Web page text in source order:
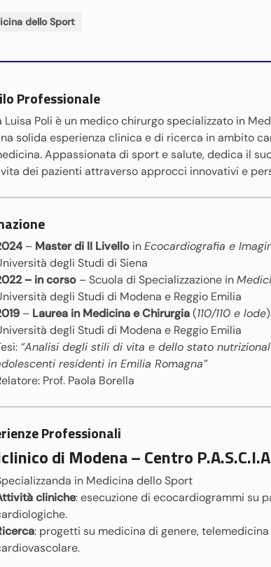
dello Sport
Professionale
Luisa Poli è un medico chirurgo specializzato in
solida esperienza clinica e di ricerca in ambito
Appassionata di sport e salute, dedica il
dei pazienti attraverso approcci innovativi e
– Master di II Livello inEcocardiografia e
degli Studi di Siena
– in corso – Scuola di Specializzazione in
degli Studi di Modena e Reggio Emilia
– Laurea in Medicina e Chirurgia(110/110 e lode)
degli Studi di Modena e Reggio Emilia
“Analisi degli stili di vita e dello stato
residenti in Emilia Romagna”
Prof. Paola Borella
Professionali
di Modena – Centro
in Medicina dello Sport
cliniche: esecuzione di ecocardiogrammi su
: progetti su medicina di genere,